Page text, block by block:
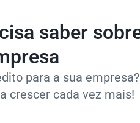
saber
para a sua
crescer cada vez mais!